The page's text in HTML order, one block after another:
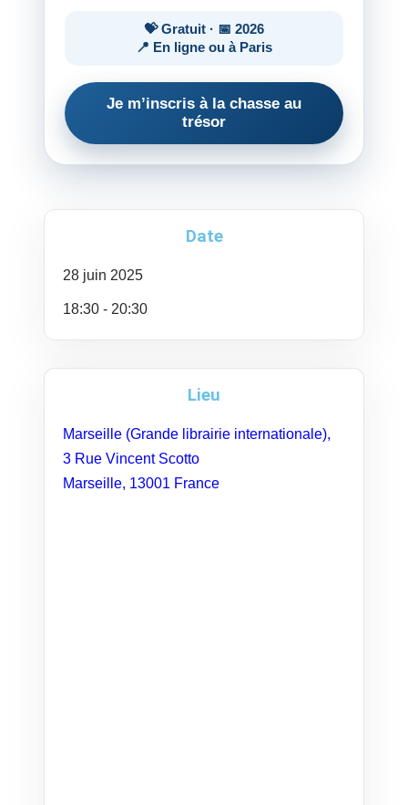
💝 Gratuit · 📅 2026
📍 En ligne ou à Paris
Je m’inscris à la chasse au
trésor
Date
28 juin 2025
18:30 - 20:30
Lieu
Marseille (Grande librairie internationale),
3 Rue Vincent Scotto
Marseille, 13001 France